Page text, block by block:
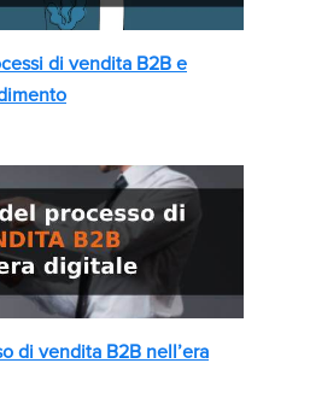
di vendita B2B e
di vendita B2B nell’era